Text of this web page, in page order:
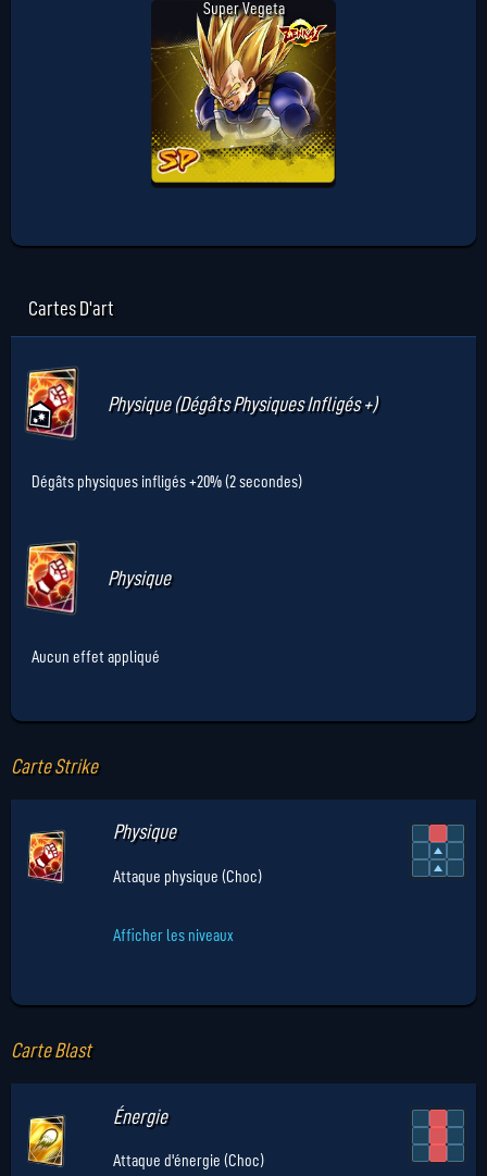
Super Vegeta
Cartes D'art
Physique (Dégâts Physiques Infligés +)
Dégâts physiques infligés +20% (2 secondes)
Physique
Aucun effet appliqué
Carte Strike
Physique
Attaque physique (Choc)
Afficher les niveaux
Carte Blast
Énergie
Attaque d'énergie (Choc)